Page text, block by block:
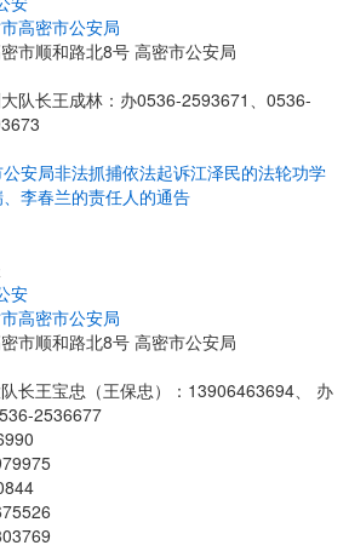
高密市公安局
市顺和路北8号 高密市公安局
队长王成林：办0536-2593671、0536-
安局非法抓捕依法起诉江泽民的法轮功学
李春兰的责任人的通告
安
高密市公安局
市顺和路北8号 高密市公安局
长王宝忠（王保忠）：13906463694、 办
2536677